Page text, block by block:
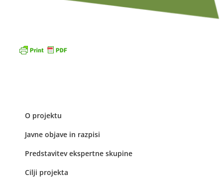
O projektu
Javne objave in razpisi
Predstavitev ekspertne skupine
Cilji projekta